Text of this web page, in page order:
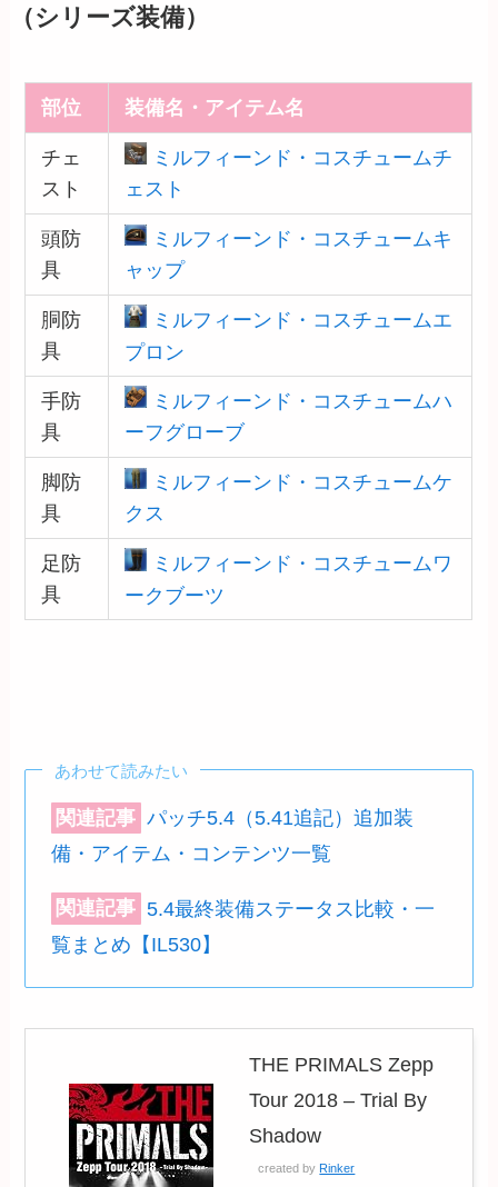
（シリーズ装備）
部位 装備名・アイテム名
チェ
スト
ミルフィーンド・コスチュームチ
ェスト
頭防
具
ミルフィーンド・コスチュームキ
ャップ
胴防
具
ミルフィーンド・コスチュームエ
プロン
手防
具
ミルフィーンド・コスチュームハ
ーフグローブ
脚防
具
ミルフィーンド・コスチュームケ
クス
足防
具
ミルフィーンド・コスチュームワ
ークブーツ
あわせて読みたい
関連記事 パッチ5.4（5.41追記）追加装
備・アイテム・コンテンツ一覧
関連記事 5.4最終装備ステータス比較・一
覧まとめ【IL530】
THE PRIMALS Zepp
Tour 2018 – Trial By
Shadow
created by Rinker